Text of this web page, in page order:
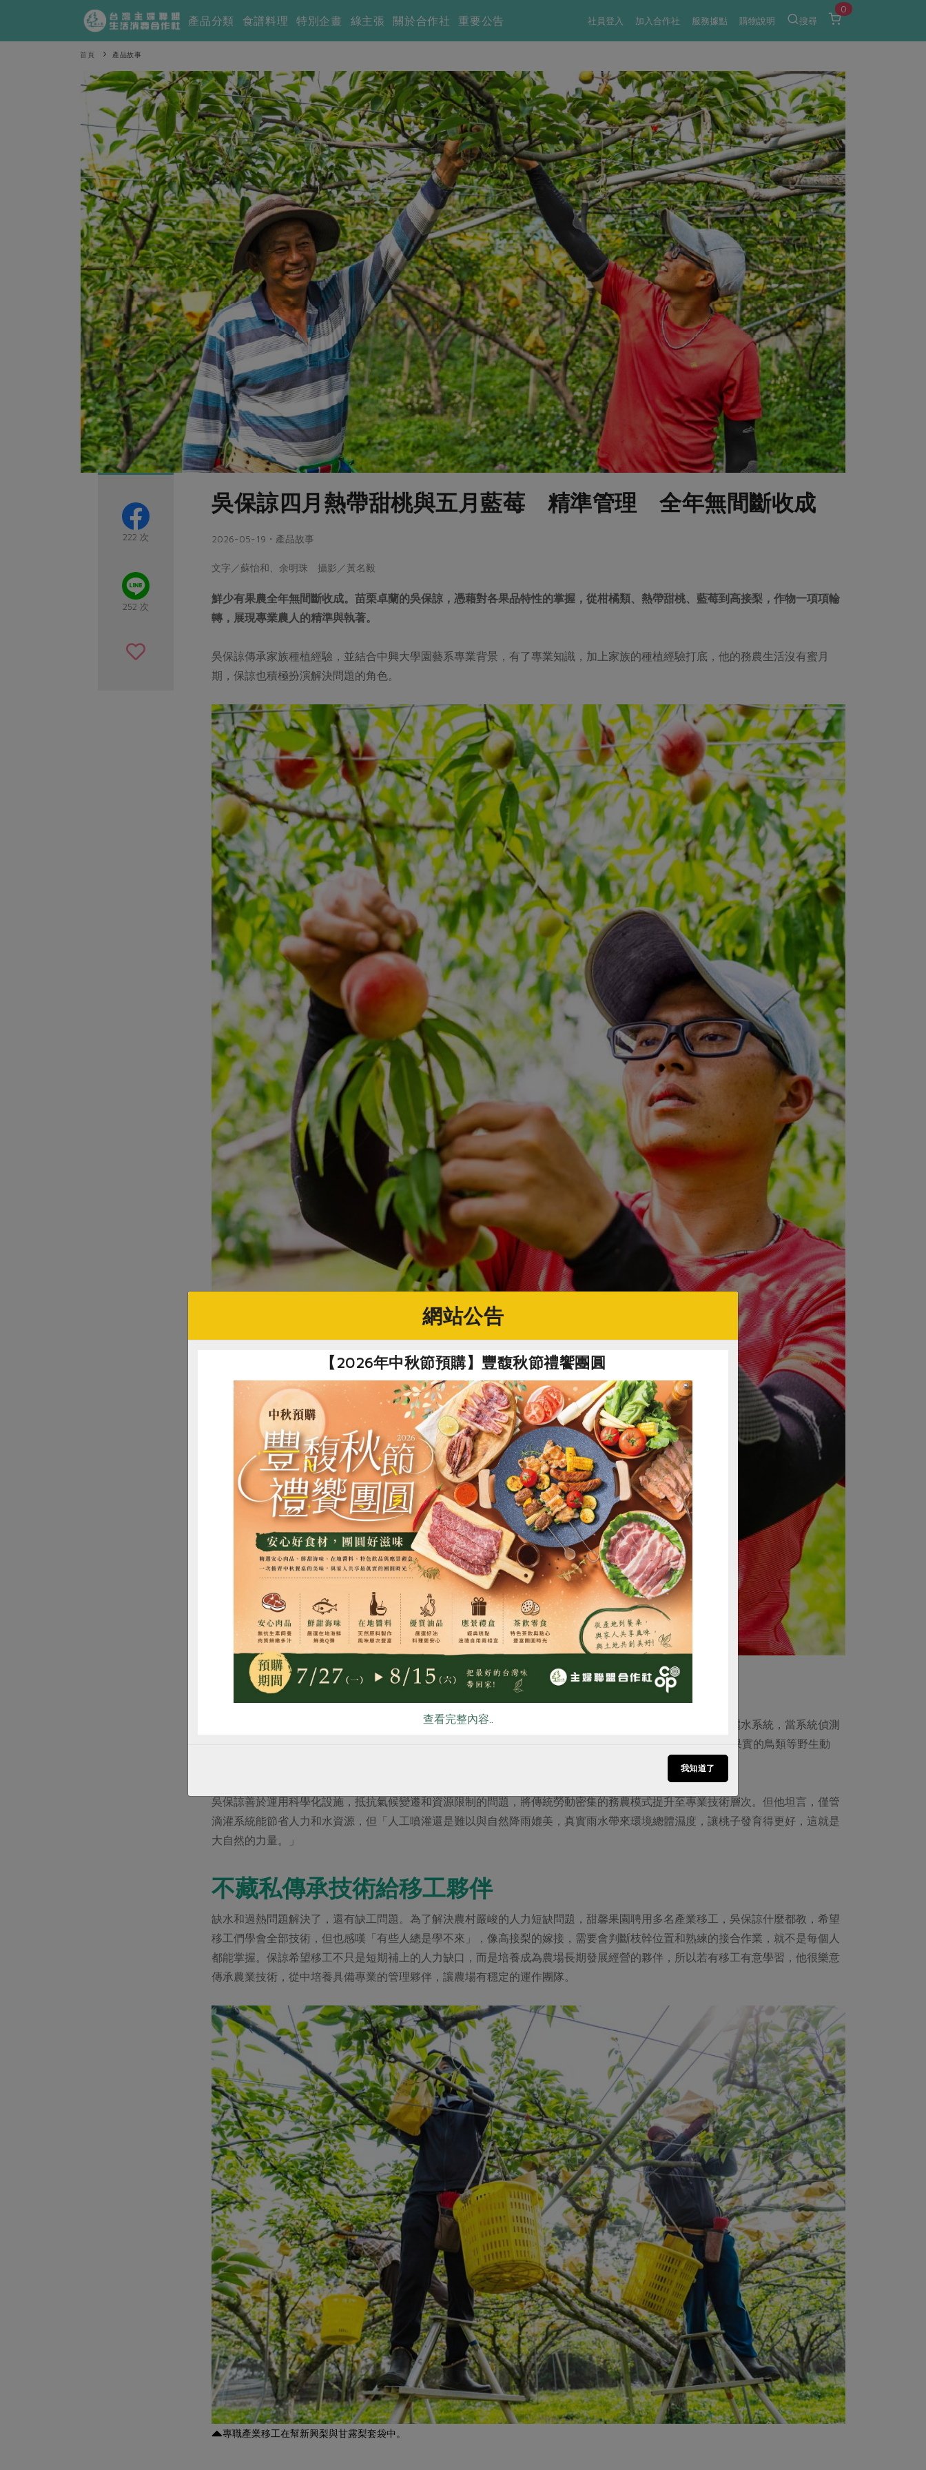
社員登入 加入合作社 服務據點 購物說明 搜尋
0
產品分類 食譜料理 特別企畫 綠主張 關於合作社 重要公告
首頁 產品故事
222 次
252 次
吳保諒四月熱帶甜桃與五月藍莓 精準管理 全年無間斷收成
2026-05-19・產品故事
文字／蘇怡和、余明珠 攝影／黃名毅
鮮少有果農全年無間斷收成。苗栗卓蘭的吳保諒，憑藉對各果品特性的掌握，從柑橘類、熱帶甜桃、藍莓到高接梨，作物一項項輪
轉，展現專業農人的精準與執著。
吳保諒傳承家族種植經驗，並結合中興大學園藝系專業背景，有了專業知識，加上家族的種植經驗打底，他的務農生活沒有蜜月
期，保諒也積極扮演解決問題的角色。
農科技輔助 傳統果園轉型
首先是面對氣候變化劇烈，果園缺水，便鑿井或用水車載水灌溉，解決缺水難題；面對高溫挑戰，建置自動灑水系統，當系統偵測
到果園環境溫度超過28度時，會啟動自動水霧噴灑措施降低溫度；以定時器的瓦斯砲轟鳴聲，來嚇阻驅離吃果實的鳥類等野生動
吳保諒善於運用科學化設施，抵抗氣候變遷和資源限制的問題，將傳統勞動密集的務農模式提升至專業技術層次。但他坦言，僅管
滴灌系統能節省人力和水資源，但「人工噴灌還是難以與自然降雨媲美，真實雨水帶來環境總體濕度，讓桃子發育得更好，這就是
大自然的力量。」
不藏私傳承技術給移工夥伴
缺水和過熱問題解決了，還有缺工問題。為了解決農村嚴峻的人力短缺問題，甜馨果園聘用多名產業移工，吳保諒什麼都教，希望
移工們學會全部技術，但也感嘆「有些人總是學不來」，像高接梨的嫁接，需要會判斷枝幹位置和熟練的接合作業，就不是每個人
都能掌握。保諒希望移工不只是短期補上的人力缺口，而是培養成為農場長期發展經營的夥伴，所以若有移工有意學習，他很樂意
傳承農業技術，從中培養具備專業的管理夥伴，讓農場有穩定的運作團隊。
專職產業移工在幫新興梨與甘露梨套袋中。
惜食 RPET 食譜 減硝酸鹽 雞蛋 食安 共同購買
網站公告
【2026年中秋節預購】豐馥秋節禮饗團圓
查看完整內容..
我知道了